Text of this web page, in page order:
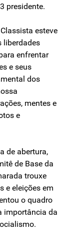
presidente.
esteve
liberdades
enfrentar
e seus
dos
mentes e
e
de abertura,
de Base da
trouxe
e eleições em
o quadro
importância da